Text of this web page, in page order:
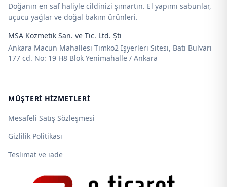
Doğanın en saf haliyle cildinizi şımartın. El yapımı sabunlar,
uçucu yağlar ve doğal bakım ürünleri.
MSA Kozmetik San. ve Tic. Ltd. Şti
Ankara Macun Mahallesi Timko2 İşyerleri Sitesi, Batı Bulvarı
177 cd. No: 19 H8 Blok Yenimahalle / Ankara
MÜŞTERI HIZMETLERI
Mesafeli Satış Sözleşmesi
Gizlilik Politikası
Teslimat ve iade